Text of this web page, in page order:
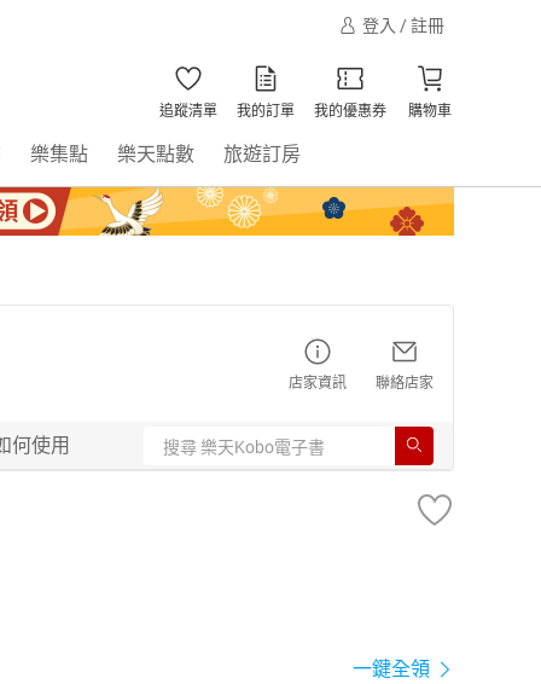
登入 / 註冊
追蹤清單 我的訂單 我的優惠券 購物車
樂集點 樂天點數 旅遊訂房
店家資訊 聯絡店家
何使用
一鍵全領